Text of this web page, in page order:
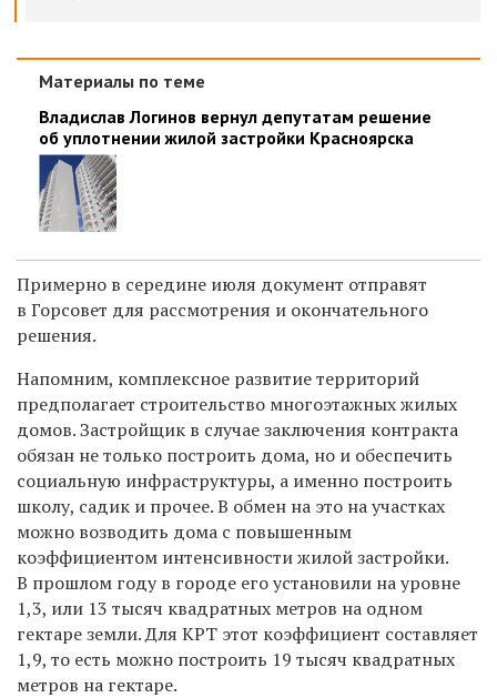
Материалы по теме
Владислав Логинов вернул депутатам решение
об уплотнении жилой застройки Красноярска
Примерно в середине июля документ отправят
в Горсовет для рассмотрения и окончательного
решения.
Напомним, комплексное развитие территорий
предполагает строительство многоэтажных жилых
домов. Застройщик в случае заключения контракта
обязан не только построить дома, но и обеспечить
социальную инфраструктуры, а именно построить
школу, садик и прочее. В обмен на это на участках
можно возводить дома с повышенным
коэффициентом интенсивности жилой застройки.
В прошлом году в городе его установили на уровне
1,3, или 13 тысяч квадратных метров на одном
гектаре земли. Для КРТ этот коэффициент составляет
1,9, то есть можно построить 19 тысяч квадратных
метров на гектаре.